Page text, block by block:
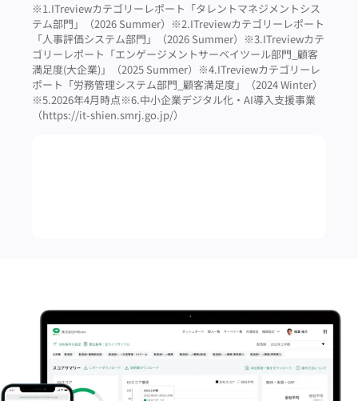
※1.ITreviewカテゴリーレポート「タレントマネジメントシス
テム部門」（2026 Summer） ※2.ITreviewカテゴリーレポート
「人事評価システム部門」（2026 Summer） ※3.ITreviewカテ
ゴリーレポート「エンゲージメントサーベイツール部門_顧客
満足度(大企業)」（2025 Summer） ※4.ITreviewカテゴリーレ
ポート「労務管理システム部門_顧客満足度」（2024 Winter）
※5.2026年4月時点※6.中小企業デジタル化・AI導入支援事業
（https://it-shien.smrj.go.jp/）